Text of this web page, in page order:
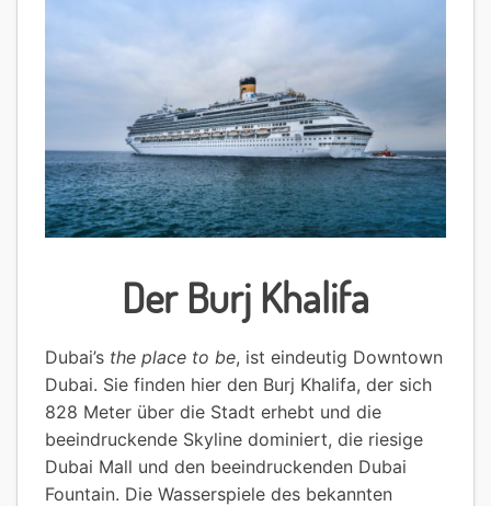
Der Burj Khalifa
Dubai’s the place to be, ist eindeutig Downtown
Dubai. Sie finden hier den Burj Khalifa, der sich
828 Meter über die Stadt erhebt und die
beeindruckende Skyline dominiert, die riesige
Dubai Mall und den beeindruckenden Dubai
Fountain. Die Wasserspiele des bekannten